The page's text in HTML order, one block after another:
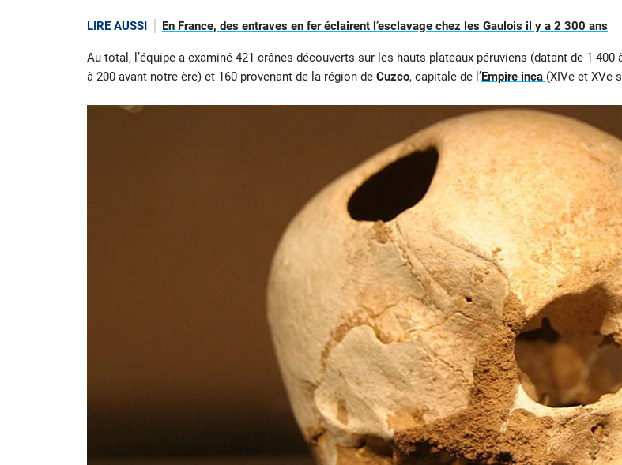
LIRE AUSSI En France, des entraves en fer éclairent l’esclavage chez les Gaulois il y a 2 300 ans
Au total, l’équipe a examiné 421 crânes découverts sur les hauts plateaux péruviens (datant de 1
à 200 avant notre ère) et 160 provenant de la région de Cuzco, capitale de l’Empire inca (XIVe et XVe